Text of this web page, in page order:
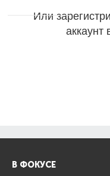
Или
аккаунт
В ФОКУСЕ